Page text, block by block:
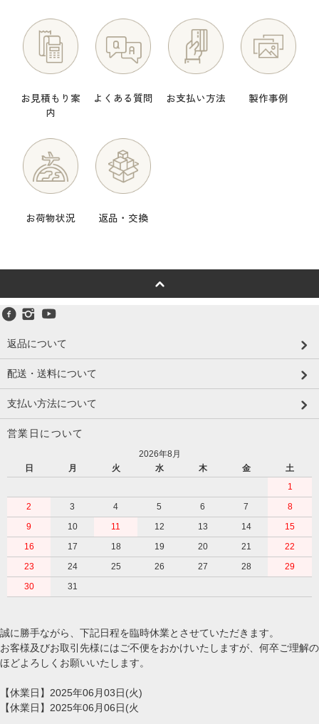
お見積もり案
内
よくある質問 お支払い方法 製作事例
お荷物状況 返品・交換
返品について
配送・送料について
支払い方法について
営業日について
2026年8月
日
月 火 水 木 金
土
1
2
3 4 5 6 7
8
9
10 11 12 13 14
15
16
17 18 19 20 21
22
23
24 25 26 27 28
29
30
31
誠に勝手ながら、下記日程を臨時休業とさせていただきます。
お客様及びお取引先様にはご不便をおかけいたしますが、何卒ご理解の
ほどよろしくお願いいたします。
【休業日】2025年06月03日(火)
【休業日】2025年06月06日(火